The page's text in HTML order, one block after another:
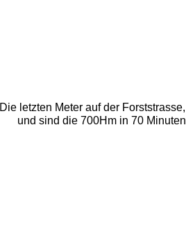
Die letzten Meter auf der
und sind die 700Hm in 70